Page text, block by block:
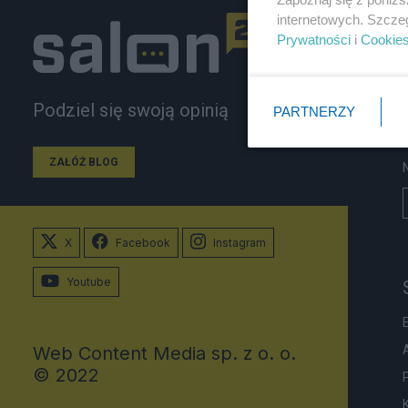
Podziel się swoją opinią
ZAŁÓŻ BLOG
X Facebook Instagram
Youtube
Web Content Media sp. z o. o.
© 2022
internetowych.
Prywatności i Cookies
PARTNERZY